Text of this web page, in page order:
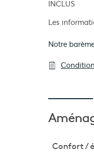
INCLUS
Les
Notre
Confort /